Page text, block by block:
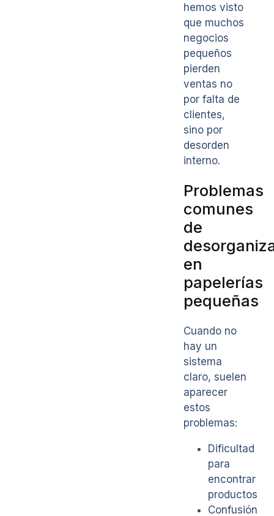
hemos visto
que muchos
negocios
pequeños
pierden
ventas no
por falta de
clientes,
sino por
desorden
interno.
Problemas
comunes
de
en
papelerías
pequeñas
Cuando no
hay un
sistema
claro, suelen
aparecer
estos
problemas:
Dificultad
para
encontrar
productos
Confusión